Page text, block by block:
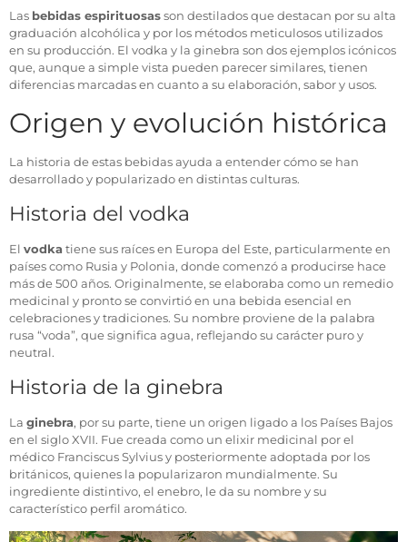
Las bebidas espirituosasson destilados que destacan por su alta
graduación alcohólica y por los métodos meticulosos utilizados
en su producción. El vodka y la ginebra son dos ejemplos icónicos
que, aunque a simple vista pueden parecer similares, tienen
diferencias marcadas en cuanto a su elaboración, sabor y usos.
Origen y evolución histórica
La historia de estas bebidas ayuda a entender cómo se han
desarrollado y popularizado en distintas culturas.
Historia del vodka
El vodka tiene sus raíces en Europa del Este, particularmente en
países como Rusia y Polonia, donde comenzó a producirse hace
más de 500 años. Originalmente, se elaboraba como un remedio
medicinal y pronto se convirtió en una bebida esencial en
celebraciones y tradiciones. Su nombre proviene de la palabra
rusa “voda”, que significa agua, reflejando su carácter puro y
neutral.
Historia de la ginebra
La ginebra, por su parte, tiene un origen ligado a los Países Bajos
en el siglo XVII. Fue creada como un elixir medicinal por el
médico Franciscus Sylvius y posteriormente adoptada por los
británicos, quienes la popularizaron mundialmente. Su
ingrediente distintivo, el enebro, le da su nombre y su
característico perfil aromático.